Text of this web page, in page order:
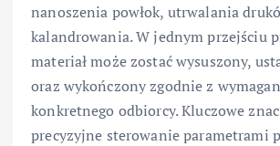
nanoszenia powłok, utrwalania
kalandrowania. W jednym przejściu
materiał może zostać wysuszony,
oraz wykończony zgodnie z
konkretnego odbiorcy. Kluczowe
precyzyjne sterowanie parametrami